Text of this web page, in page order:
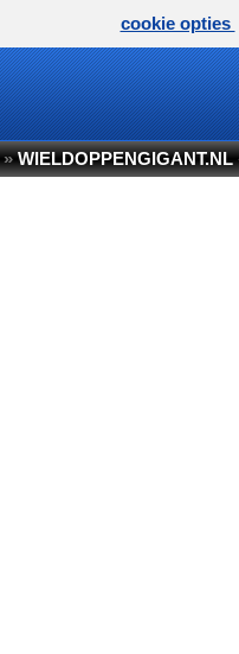
»WIELDOPPENGIGANT.NL
cookie opties